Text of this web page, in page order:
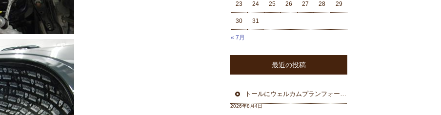
« 7月
23 24 25 26 27 28 29
30 31
最近の投稿
トールにウェルカムプランフォーカルスピーカー＆ウーハー
2026年8月4日